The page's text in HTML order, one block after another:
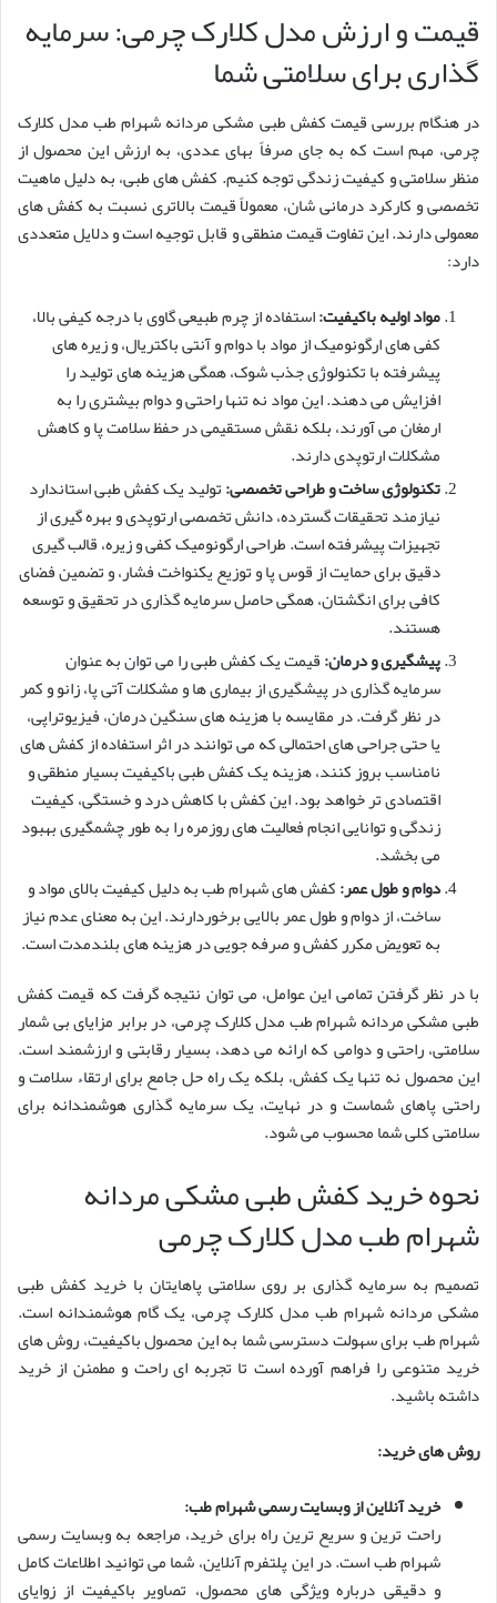
قیمت و ارزش مدل کلارک چرمی: سرمایه
گذاری برای سلامتی شما
در هنگام بررسی قیمت کفش طبی مشکی مردانه شهرام طب مدل کلارک
چرمی، مهم است که به جای صرفاً بهای عددی، به ارزش این محصول از
منظر سلامتی و کیفیت زندگی توجه کنیم. کفش های طبی، به دلیل ماهیت
تخصصی و کارکرد درمانی شان، معمولاً قیمت بالاتری نسبت به کفش های
معمولی دارند. این تفاوت قیمت منطقی و قابل توجیه است و دلایل متعددی
دارد:
مواد اولیه باکیفیت:استفاده از چرم طبیعی گاوی با درجه کیفی بالا،
کفی های ارگونومیک از مواد با دوام و آنتی باکتریال، و زیره های
پیشرفته با تکنولوژی جذب شوک، همگی هزینه های تولید را
افزایش می دهند. این مواد نه تنها راحتی و دوام بیشتری را به
ارمغان می آورند، بلکه نقش مستقیمی در حفظ سلامت پا و کاهش
مشکلات ارتوپدی دارند.
تکنولوژی ساخت و طراحی تخصصی:تولید یک کفش طبی استاندارد
نیازمند تحقیقات گسترده، دانش تخصصی ارتوپدی و بهره گیری از
تجهیزات پیشرفته است. طراحی ارگونومیک کفی و زیره، قالب گیری
دقیق برای حمایت از قوس پا و توزیع یکنواخت فشار، و تضمین فضای
کافی برای انگشتان، همگی حاصل سرمایه گذاری در تحقیق و توسعه
هستند.
پیشگیری و درمان:قیمت یک کفش طبی را می توان به عنوان
سرمایه گذاری در پیشگیری از بیماری ها و مشکلات آتی پا، زانو و کمر
در نظر گرفت. در مقایسه با هزینه های سنگین درمان، فیزیوتراپی،
یا حتی جراحی های احتمالی که می توانند در اثر استفاده از کفش های
نامناسب بروز کنند، هزینه یک کفش طبی باکیفیت بسیار منطقی و
اقتصادی تر خواهد بود. این کفش با کاهش درد و خستگی، کیفیت
زندگی و توانایی انجام فعالیت های روزمره را به طور چشمگیری بهبود
می بخشد.
دوام و طول عمر:کفش های شهرام طب به دلیل کیفیت بالای مواد و
ساخت، از دوام و طول عمر بالایی برخوردارند. این به معنای عدم نیاز
به تعویض مکرر کفش و صرفه جویی در هزینه های بلندمدت است.
با در نظر گرفتن تمامی این عوامل، می توان نتیجه گرفت که قیمت کفش
طبی مشکی مردانه شهرام طب مدل کلارک چرمی، در برابر مزایای بی شمار
سلامتی، راحتی و دوامی که ارائه می دهد، بسیار رقابتی و ارزشمند است.
این محصول نه تنها یک کفش، بلکه یک راه حل جامع برای ارتقاء سلامت و
راحتی پاهای شماست و در نهایت، یک سرمایه گذاری هوشمندانه برای
سلامتی کلی شما محسوب می شود.
نحوه خرید کفش طبی مشکی مردانه
شهرام طب مدل کلارک چرمی
تصمیم به سرمایه گذاری بر روی سلامتی پاهایتان با خرید کفش طبی
مشکی مردانه شهرام طب مدل کلارک چرمی، یک گام هوشمندانه است.
شهرام طب برای سهولت دسترسی شما به این محصول باکیفیت، روش های
خرید متنوعی را فراهم آورده است تا تجربه ای راحت و مطمئن از خرید
داشته باشید.
روش های خرید:
خرید آنلاین از وبسایت رسمی شهرام طب:
راحت ترین و سریع ترین راه برای خرید، مراجعه به وبسایت رسمی
شهرام طب است. در این پلتفرم آنلاین، شما می توانید اطلاعات کامل
و دقیقی درباره ویژگی های محصول، تصاویر باکیفیت از زوایای